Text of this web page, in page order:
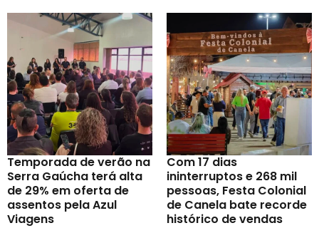
Temporada de verão na
Serra Gaúcha terá alta
de 29% em oferta de
assentos pela Azul
Viagens
Com 17 dias
ininterruptos e 268 mil
pessoas, Festa Colonial
de Canela bate recorde
histórico de vendas